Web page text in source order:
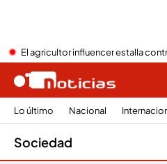
El agricultor influencer estalla
Lo último Nacional
Sociedad